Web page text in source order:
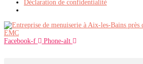
Déclaration de confidentialité
Facebook-f Phone-alt